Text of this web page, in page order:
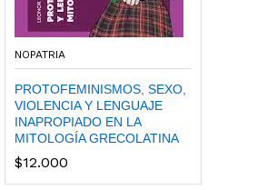
NOPATRIA
PROTOFEMINISMOS, SEXO,
VIOLENCIA Y LENGUAJE
INAPROPIADO EN LA
MITOLOGÍA GRECOLATINA
$12.000